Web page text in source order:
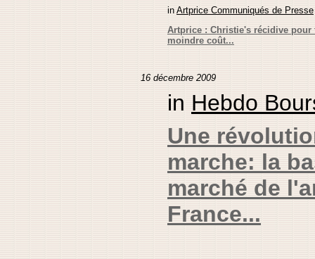
in Artprice Communiqués de Presse
Artprice : Christie's récidive pour
moindre coût...
16 décembre 2009
in Hebdo
Une
marche: la
marché de
France...